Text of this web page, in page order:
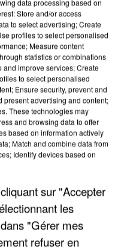
DÉROBÉES À
data processing based on
Store and/or access
to select advertising; Create
profiles to select personalised
Measure content
statistics or combinations
improve services; Create
to select personalised
Ensure security, prevent and
present advertising and content;
These technologies may
and browsing data to offer
based on information actively
Match and combine data from
Identify devices based on
sur "Accepter
les
"Gérer mes
refuser en